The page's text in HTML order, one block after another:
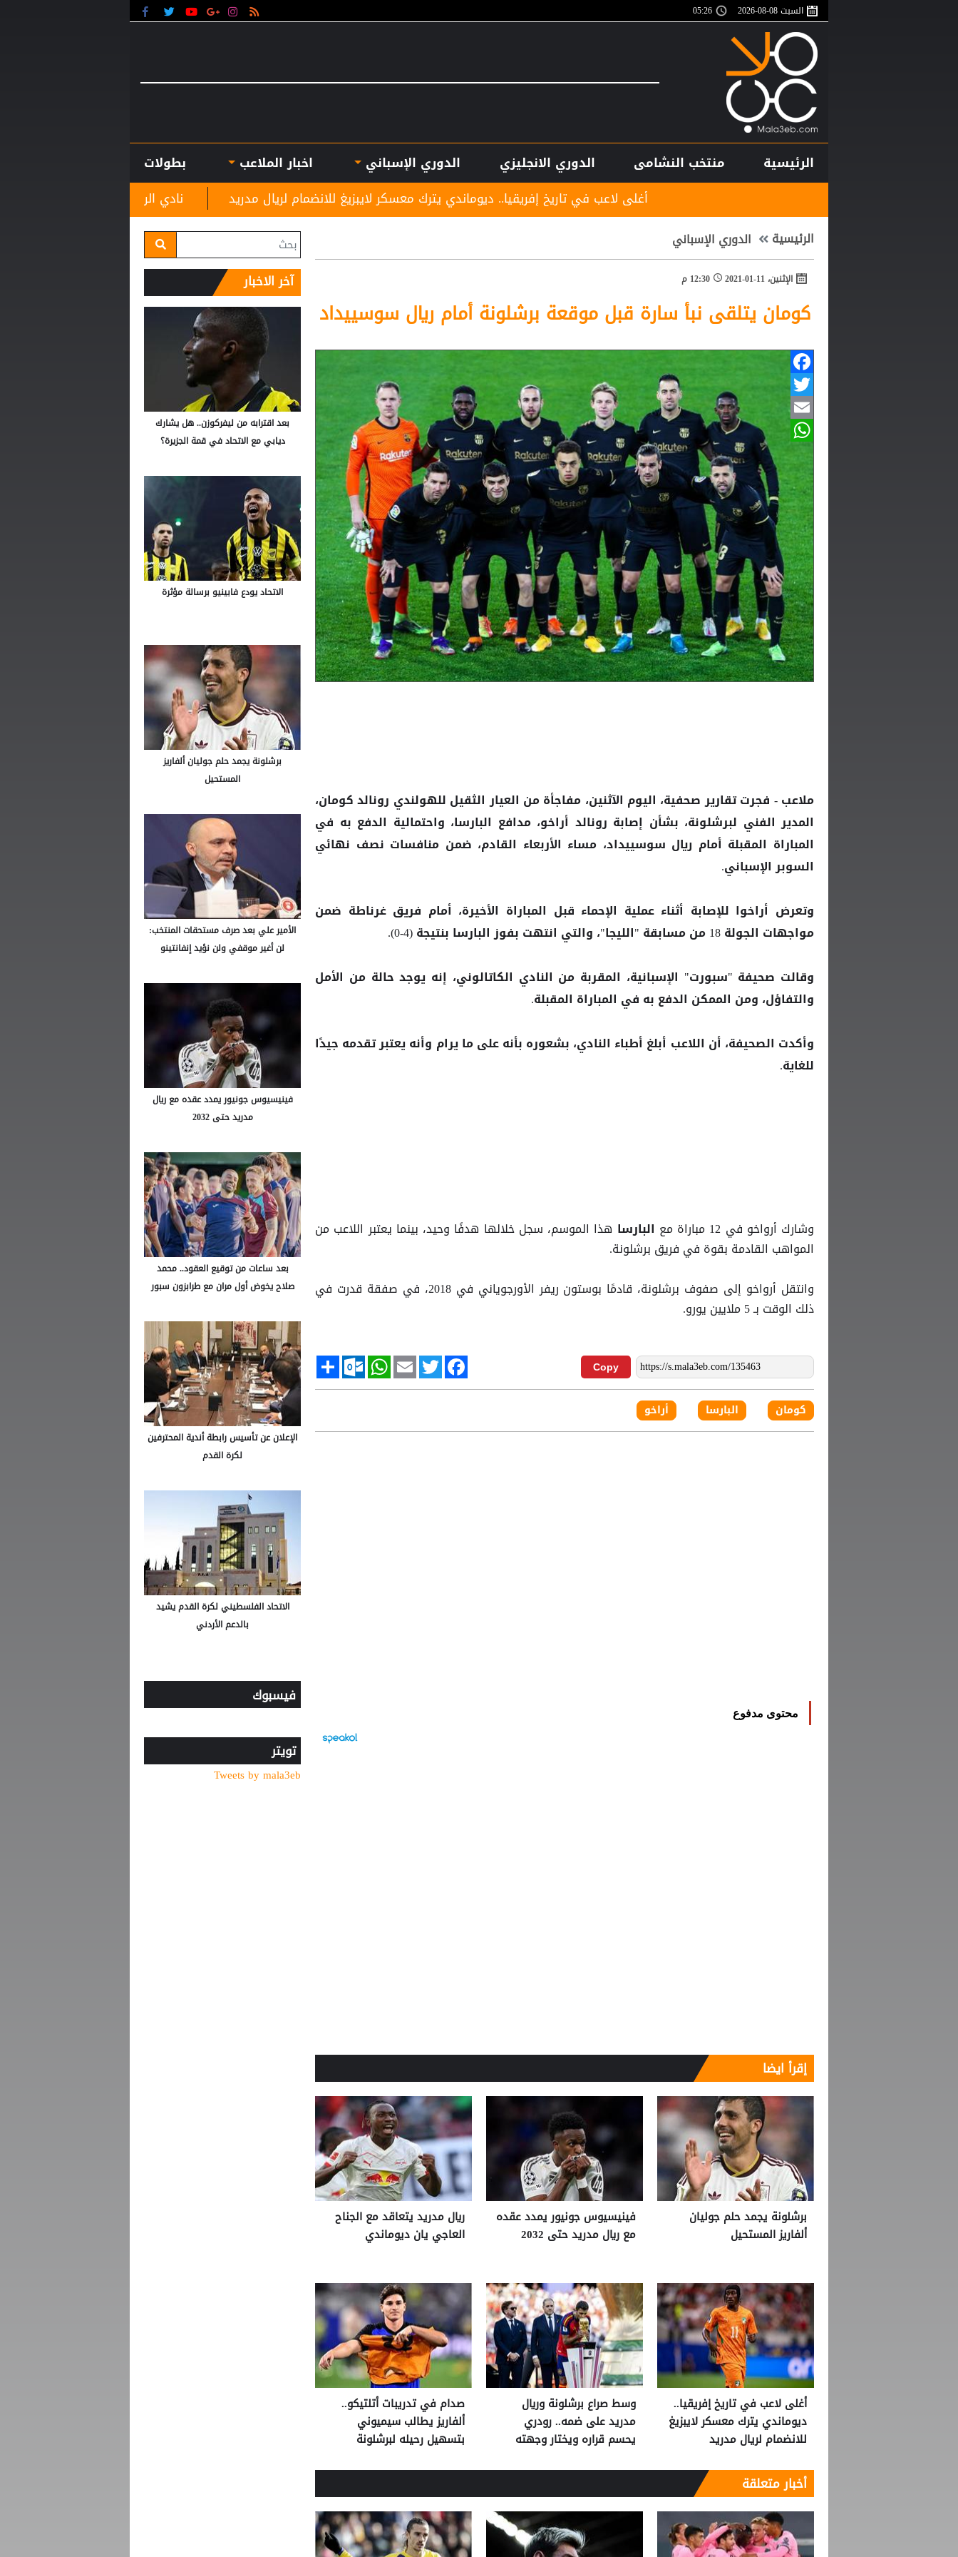
السبت 08-08-2026 05:26
الرئيسية منتخب النشامى الدوري الانجليزي الدوري الإسباني اخبار الملاعب
بطولات
نادي الرمثا يستقبل مدربه الجديد غاسانين
أغلى لاعب في تاريخ إفريقيا.. ديوماندي يترك معسكر لايبزيغ للانضمام لريال مدريد
الرئيسية الدوري الإسباني
الإثنين، 11-01-2021 12:30 م
كومان يتلقى نبأ سارة قبل موقعة برشلونة أمام ريال سوسييداد
Facebook
Twitter
Email
WhatsApp
ملاعب - فجرت تقارير صحفية، اليوم الآثنين، مفاجأة من العيار الثقيل للهولندي رونالد كومان،
المدير الفني لبرشلونة، بشأن إصابة رونالد أراخو، مدافع البارسا، واحتمالية الدفع به في
المباراة المقبلة أمام ريال سوسييداد، مساء الأربعاء القادم، ضمن منافسات نصف نهائي
السوبر الإسباني.
وتعرض أراخوا للإصابة أثناء عملية الإحماء قبل المباراة الأخيرة، أمام فريق غرناطة ضمن
مواجهات الجولة 18 من مسابقة "الليجا"، والتي انتهت بفوز
البارسا بنتيجة (4-0).
وقالت صحيفة "سبورت" الإسبانية، المقربة من النادي الكاتالوني، إنه يوجد حالة من الأمل
والتفاؤل، ومن الممكن الدفع به في المباراة المقبلة.
وأكدت الصحيفة، أن اللاعب أبلغ أطباء النادي، بشعوره بأنه على ما يرام وأنه يعتبر تقدمه جيدًا
للغاية.
وشارك أرواخو في 12 مباراة مع البارسا هذا الموسم، سجل خلالها هدفًا وحيد، بينما يعتبر اللاعب من
المواهب القادمة بقوة في فريق برشلونة.
وانتقل أرواخو إلى صفوف برشلونة، قادمًا بوستون ريفر الأورجوياني في 2018، في صفقة قدرت في
ذلك الوقت بـ 5 ملايين يورو.
Copy
Facebook
Twitter
Email
WhatsApp
Outlook.com
Share
كومان البارسا أراخو
محتوى مدفوع
إقرأ ايضا
برشلونة يجمد حلم جوليان
ألفاريز المستحيل
فينيسيوس جونيور يمدد عقده
مع ريال مدريد حتى 2032
ريال مدريد يتعاقد مع الجناح
العاجي يان ديوماندي
أغلى لاعب في تاريخ إفريقيا..
ديوماندي يترك معسكر لايبزيغ
للانضمام لريال مدريد
وسط صراع برشلونة وريال
مدريد على ضمه.. رودري
يحسم قراره ويختار وجهته
صدام في تدريبات أتلتيكو..
ألفاريز يطالب سيميوني
بتسهيل رحيله لبرشلونة
أخبار متعلقة
آخر الاخبار
بعد اقترابه من ليفركوزن.. هل يشارك
ديابي مع الاتحاد في قمة الجزيرة؟
الاتحاد يودع فابينيو برسالة مؤثرة
برشلونة يجمد حلم جوليان ألفاريز
المستحيل
الأمير علي بعد صرف مستحقات المنتخب:
لن أغير موقفي ولن نؤيد إنفانتينو
فينيسيوس جونيور يمدد عقده مع ريال
مدريد حتى 2032
بعد ساعات من توقيع العقود.. محمد
صلاح يخوض أول مران مع طرابزون سبور
الإعلان عن تأسيس رابطة أندية المحترفين
لكرة القدم
الاتحاد الفلسطيني لكرة القدم يشيد
بالدعم الأردني
فيسبوك
تويتر
Tweets by mala3eb